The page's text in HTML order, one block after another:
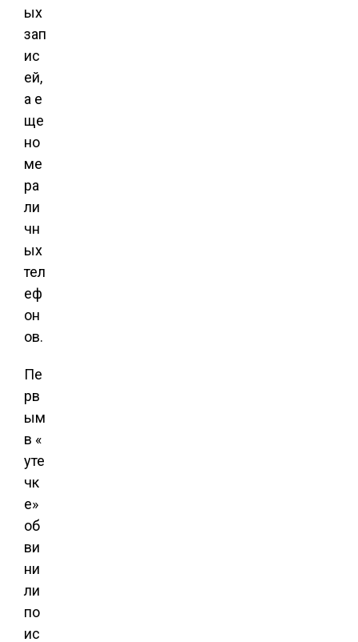
ых
зап
ис
ей,
а е
ще
но
ме
ра
ли
чн
ых
тел
еф
он
ов.
Пе
рв
ым
в «
уте
чк
е»
об
ви
ни
ли
по
ис